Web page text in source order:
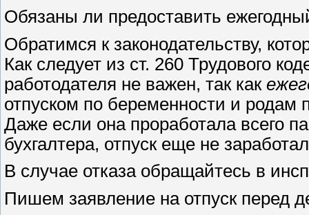
Обязаны ли предоставить
Обратимся к законодательству,
Как следует из ст. 260 Трудового
работодателя не важен, так как
отпуском по беременности и
Даже если она проработала всего
бухгалтера, отпуск еще не
В случае отказа обращайтесь в
Пишем заявление на отпуск перед